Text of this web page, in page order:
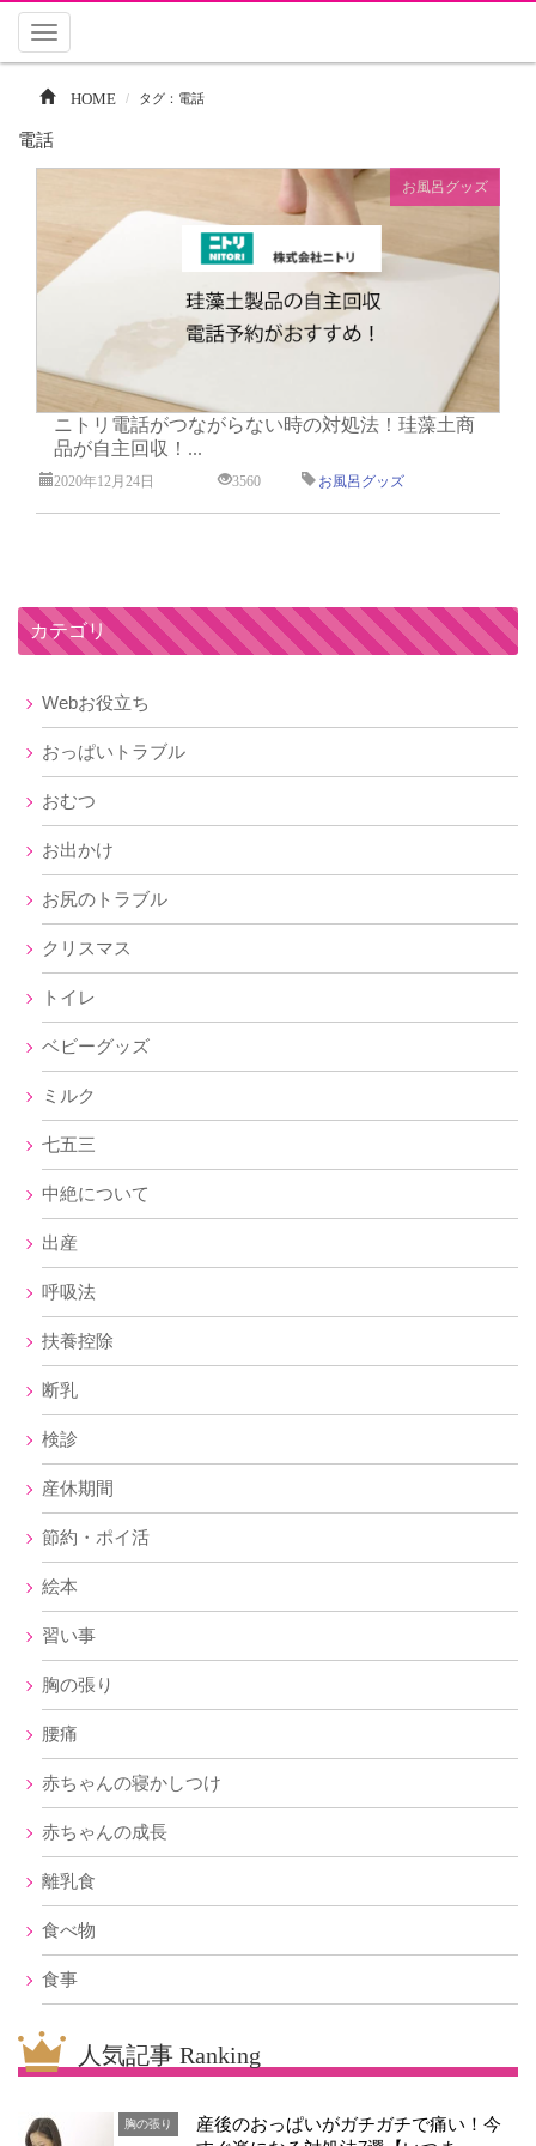
Toggle
HOME タグ：電話
電話
お風呂グッズ
ニトリ電話がつながらない時の対処法！珪藻土商
品が自主回収！...
2020年12月24日 3560 お風呂グッズ
カテゴリ
Webお役立ち
おっぱいトラブル
おむつ
お出かけ
お尻のトラブル
クリスマス
トイレ
ベビーグッズ
ミルク
七五三
中絶について
出産
呼吸法
扶養控除
断乳
検診
産休期間
節約・ポイ活
絵本
習い事
胸の張り
腰痛
赤ちゃんの寝かしつけ
赤ちゃんの成長
離乳食
食べ物
食事
人気記事 Ranking
胸の張り
産後のおっぱいがガチガチで痛い！今